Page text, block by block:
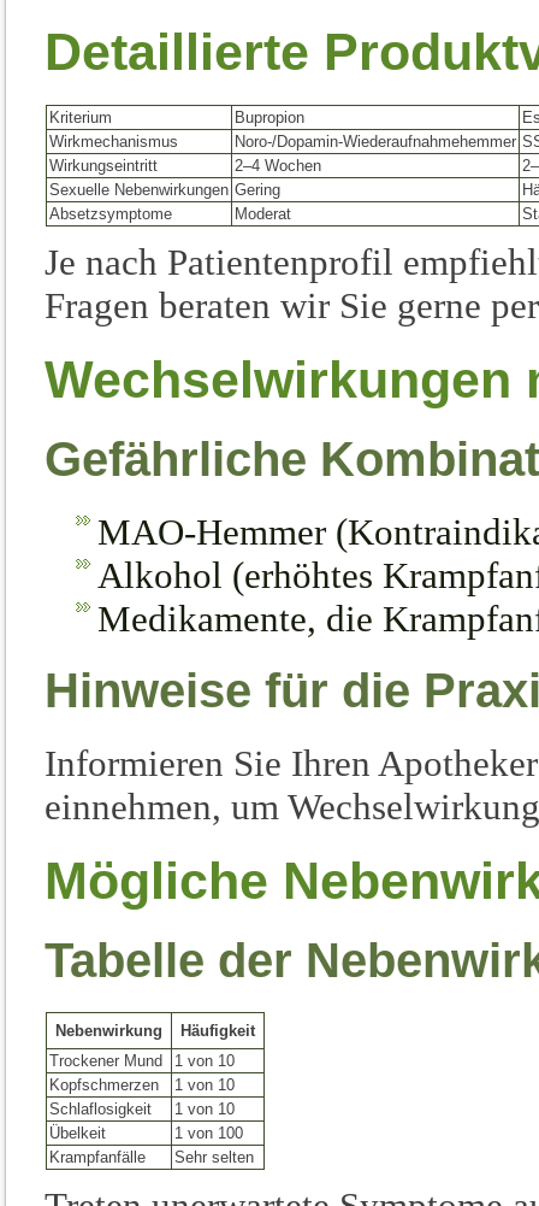
Detaillierte
Kriterium Bupropion
Wirkmechanismus
Noro-/Dopamin-Wiederaufnahmehemmer
Wirkungseintritt
2–4 Wochen
Sexuelle Nebenwirkungen Gering
Absetzsymptome
Moderat
Je nach Patientenprofil
Fragen beraten wir Sie gerne
Wechselwirkungen
Gefährliche
MAO-Hemmer
Alkohol (erhöhtes
Medikamente, die
Hinweise für die
Informieren Sie Ihren
einnehmen, um
Mögliche
Tabelle der
Nebenwirkung
Häufigkeit
Trockener Mund
1 von 10
Kopfschmerzen
1 von 10
Schlaflosigkeit
1 von 10
Übelkeit
1 von 100
Krampfanfälle
Sehr selten